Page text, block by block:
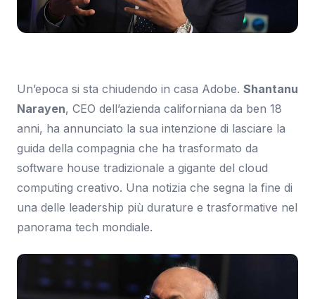
Un’epoca si sta chiudendo in casa Adobe. Shantanu
Narayen, CEO dell’azienda californiana da ben 18
anni, ha annunciato la sua intenzione di lasciare la
guida della compagnia che ha trasformato da
software house tradizionale a gigante del cloud
computing creativo. Una notizia che segna la fine di
una delle leadership più durature e trasformative nel
panorama tech mondiale.